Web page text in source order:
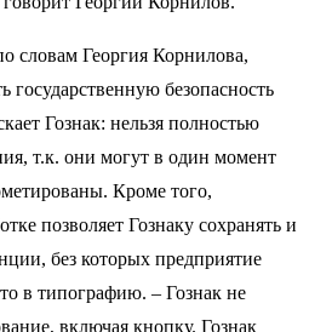
словам Георгия Корнилова,
безопасность
Гознак: нельзя полностью
т.к. они могут в один момент
Кроме того,
позволяет Гознаку сохранять и
без которых предприятие
в типографию. – Гознак не
включая кнопку. Гознак